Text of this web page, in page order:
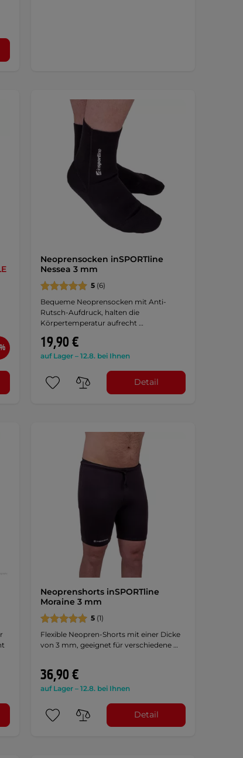
Neoprensocken inSPORTline
Nessea 3 mm
5(6)
Bequeme Neoprensocken mit Anti-
Rutsch-Aufdruck, halten die
Körpertemperatur aufrecht …
19,90 €
auf Lager – 12.8. bei Ihnen
Detail
Neoprenshorts inSPORTline
Moraine 3 mm
5(1)
Flexible Neopren-Shorts mit einer Dicke
von 3 mm, geeignet für verschiedene …
36,90 €
auf Lager – 12.8. bei Ihnen
Detail